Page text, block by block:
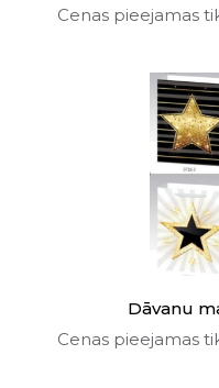
Cenas pieejamas
Dāvanu
Cenas pieejamas